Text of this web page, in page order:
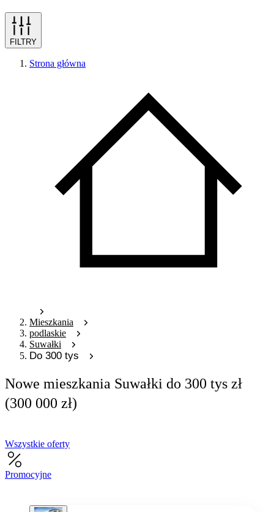
FILTRY
Strona główna
Mieszkania
podlaskie
Suwałki
Do 300 tys
Nowe mieszkania Suwałki do 300 tys zł
(300 000 zł)
Wszystkie oferty
Promocyjne